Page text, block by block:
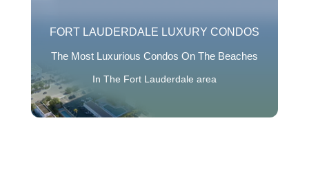
FORT LAUDERDALE LUXURY CONDOS
The Most Luxurious Condos On The Beaches
In The Fort Lauderdale area